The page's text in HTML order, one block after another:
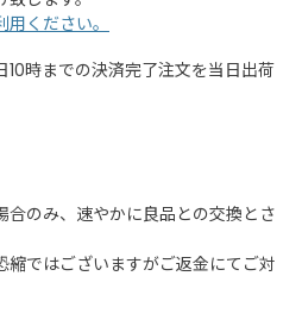
ください。
時までの決済完了注文を当日出荷
合のみ、速やかに良品との交換とさ
縮ではございますがご返金にてご対